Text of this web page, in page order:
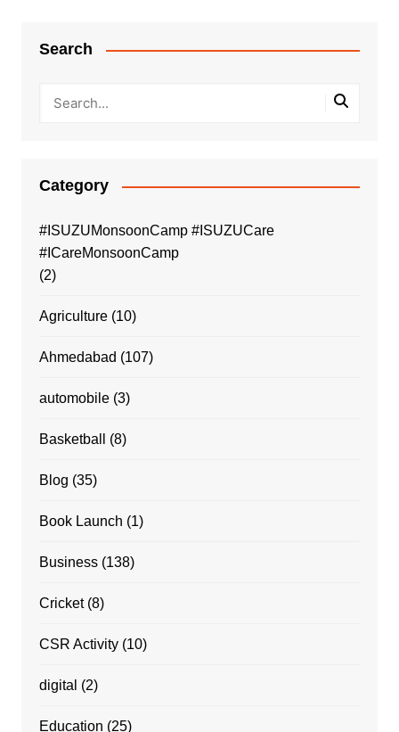
Search
Category
#ISUZUMonsoonCamp #ISUZUCare
#ICareMonsoonCamp
(2)
Agriculture(10)
Ahmedabad (107)
automobile(3)
Basketball (8)
Blog (35)
Book Launch (1)
Business(138)
Cricket(8)
CSR Activity(10)
digital (2)
Education (25)